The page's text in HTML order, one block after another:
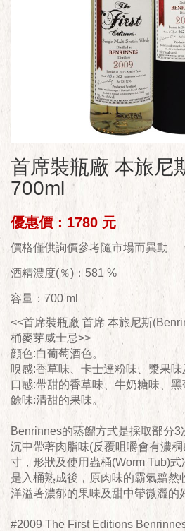
首席裝瓶廠 本旅尼
700ml
優惠價：1780 元
價格僅供詢價參考隨市場而異動
酒精濃度(％)：581 %
容量：700 ml
<<首席裝瓶廠 首席 本旅尼斯
桶麥芽威士忌>>
顔色:白葡萄酒色。
嗅感:香草味、卡士達粉味、漿果味
口感:帶甜的香草味、牛奶糖味、黑
餘味:清甜的果味。
Benrinnes的蒸餾方式是採取部分
沉中帶著肉脂味(反覆咀嚼會有濃
寸，形狀及使用蟲桶(Worm Tub)
是入桶熟成後，原肉味的霸氣黯然
洋溢著濃郁的果味及甜中帶微澀的
#2009 The First Editions